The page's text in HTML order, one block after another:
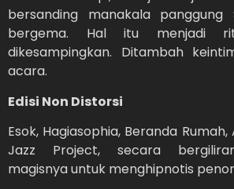
bersanding manakala panggung
bergema. Hal itu menjadi
dikesampingkan. Ditambah
acara.
Edisi Non Distorsi
Esok, Hagiasophia, Beranda Rumah,
Jazz Project, secara
magisnya untuk menghipnotis